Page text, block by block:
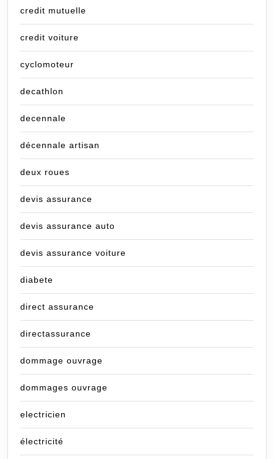
credit mutuelle
credit voiture
cyclomoteur
decathlon
decennale
décennale artisan
deux roues
devis assurance
devis assurance auto
devis assurance voiture
diabete
direct assurance
directassurance
dommage ouvrage
dommages ouvrage
electricien
électricité